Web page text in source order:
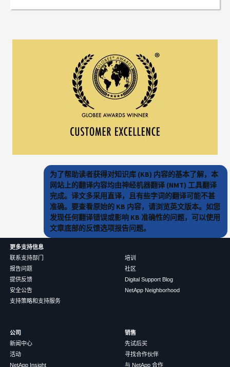
为了帮助读者获得对知识库 (KB) 内容的基本了解，本
网站上的翻译内容均由神经机器翻译 (NMT) 工具翻译
完成。译文多采用直译，且有些字词的翻译可能不甚
准确。要查看原始的 KB 内容，请浏览英文版本。如您
发现任何翻译错误或影响 KB 准确性的问题，可以使用
文章底部的反馈选项报告问题。
更多支持信息
联系支持部门
报告问题
提供反馈
安全公告
支持策略和支持服务
培训
社区
Digital Support Blog
NetApp Neighborhood
公司
新闻中心
活动
NetApp Insight
销售
先试后买
寻找合作伙伴
与 NetApp 合作